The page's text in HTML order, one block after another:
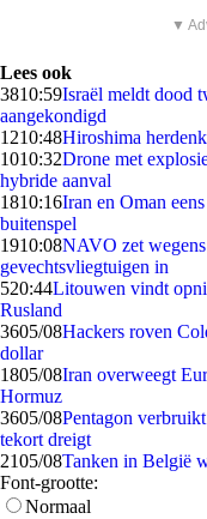
▼
Lees ook
3810:59Israël meldt dood
aangekondigd
1210:48Hiroshima
1010:32Drone met
hybride aanval
1810:16Iran en Oman
buitenspel
1910:08NAVO zet
gevechtsvliegtuigen in
520:44Litouwen vindt
Rusland
3605/08Hackers roven
dollar
1805/08Iran overweegt
Hormuz
3605/08Pentagon
tekort dreigt
2105/08Tanken in België
Font-grootte:
Normaal